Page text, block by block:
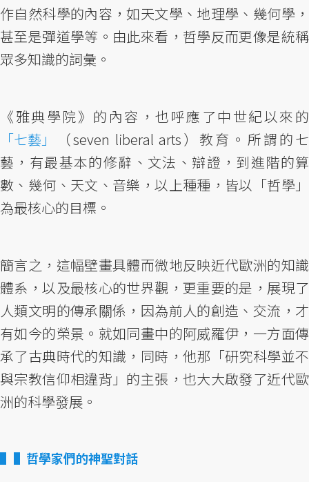
作自然科學的內容，如天文學、地理學、幾何學，
甚至是彈道學等。由此來看，哲學反而更像是統稱
眾多知識的詞彙。
《雅典學院》的內容，也呼應了中世紀以來的
「七藝」
（seven liberal arts）教育。所謂的七
藝，有最基本的修辭、文法、辯證，到進階的算
數、幾何、天文、音樂，以上種種，皆以「哲學」
為最核心的目標。
簡言之，這幅壁畫具體而微地反映近代歐洲的知識
體系，以及最核心的世界觀，更重要的是，展現了
人類文明的傳承關係，因為前人的創造、交流，才
有如今的榮景。就如同畫中的阿威羅伊，一方面傳
承了古典時代的知識，同時，他那「研究科學並不
與宗教信仰相違背」的主張，也大大啟發了近代歐
洲的科學發展。
▌哲學家們的神聖對話